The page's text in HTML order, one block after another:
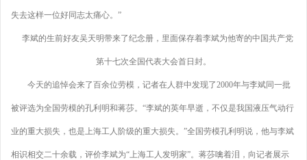
失去这样一位好同志太痛心。”
李斌的生前好友吴天明带来了纪念册，里面保存着李斌为他寄的中国共产党
第十七次全国代表大会首日封。
今天的追悼会来了百余位劳模，记者在人群中发现了2000年与李斌同一批
被评选为全国劳模的孔利明和蒋莎。“李斌的英年早逝，不仅是我国液压气动行
业的重大损失，也是上海工人阶级的重大损失。”全国劳模孔利明说，他与李斌
相识相交二十余载，评价李斌为“上海工人发明家”。蒋莎噙着泪，向记者展示